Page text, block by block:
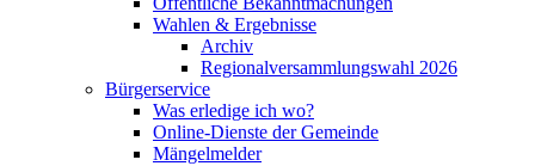
Wahlen & Ergebnisse
Archiv
Regionalversammlungswahl 2026
Bürgerservice
Was erledige ich wo?
Online-Dienste der Gemeinde
Mängelmelder